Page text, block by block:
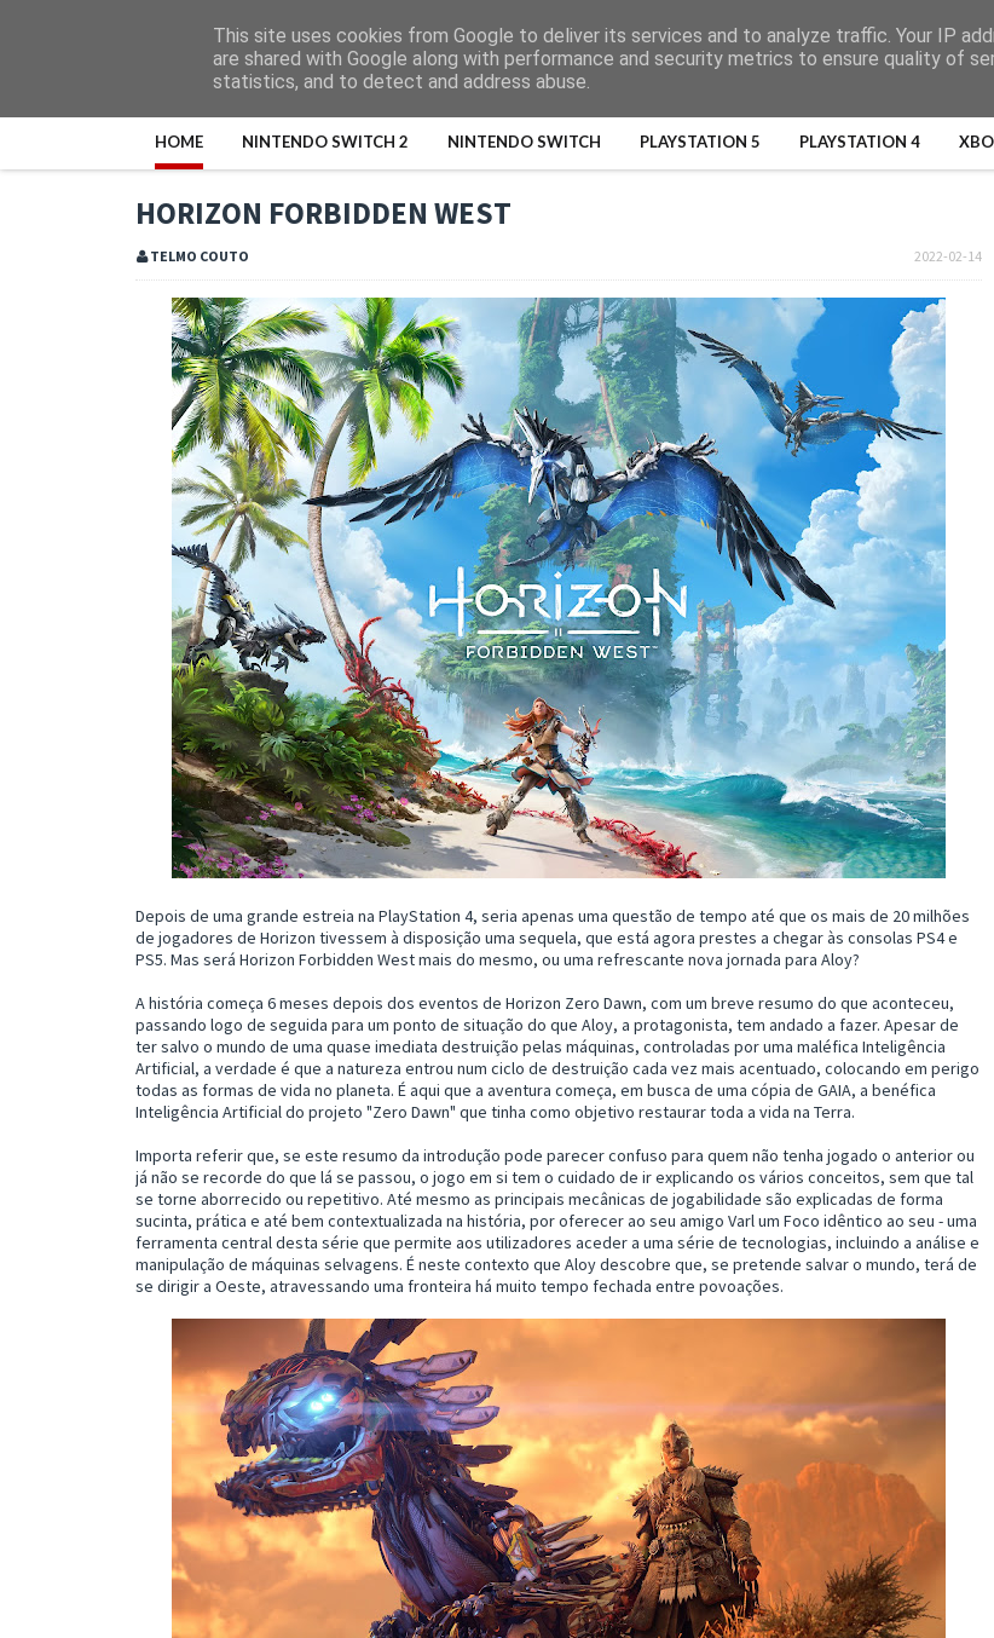
HOME NINTENDO SWITCH 2 NINTENDO SWITCH PLAYSTATION 5 PLAYSTATION 4
HORIZON FORBIDDEN WEST
2022-02-14
TELMO COUTO
Depois de uma grande estreia na PlayStation 4, seria apenas uma questão de tempo até que os mais de 20 milhões
de jogadores de Horizon tivessem à disposição uma sequela, que está agora prestes a chegar às consolas PS4 e
PS5. Mas será Horizon Forbidden West mais do mesmo, ou uma refrescante nova jornada para Aloy?
A história começa 6 meses depois dos eventos de Horizon Zero Dawn, com um breve resumo do que aconteceu,
passando logo de seguida para um ponto de situação do que Aloy, a protagonista, tem andado a fazer. Apesar de
ter salvo o mundo de uma quase imediata destruição pelas máquinas, controladas por uma maléfica Inteligência
Artificial, a verdade é que a natureza entrou num ciclo de destruição cada vez mais acentuado, colocando em perigo
todas as formas de vida no planeta. É aqui que a aventura começa, em busca de uma cópia de GAIA, a benéfica
Inteligência Artificial do projeto "Zero Dawn" que tinha como objetivo restaurar toda a vida na Terra.
Importa referir que, se este resumo da introdução pode parecer confuso para quem não tenha jogado o anterior ou
já não se recorde do que lá se passou, o jogo em si tem o cuidado de ir explicando os vários conceitos, sem que tal
se torne aborrecido ou repetitivo. Até mesmo as principais mecânicas de jogabilidade são explicadas de forma
sucinta, prática e até bem contextualizada na história, por oferecer ao seu amigo Varl um Foco idêntico ao seu - uma
ferramenta central desta série que permite aos utilizadores aceder a uma série de tecnologias, incluindo a análise e
manipulação de máquinas selvagens. É neste contexto que Aloy descobre que, se pretende salvar o mundo, terá de
se dirigir a Oeste, atravessando uma fronteira há muito tempo fechada entre povoações.
This site uses cookies from Google to deliver its services and to analyze traffic. Your IP
are shared with Google along with performance and security metrics to ensure quality of
statistics, and to detect and address abuse.